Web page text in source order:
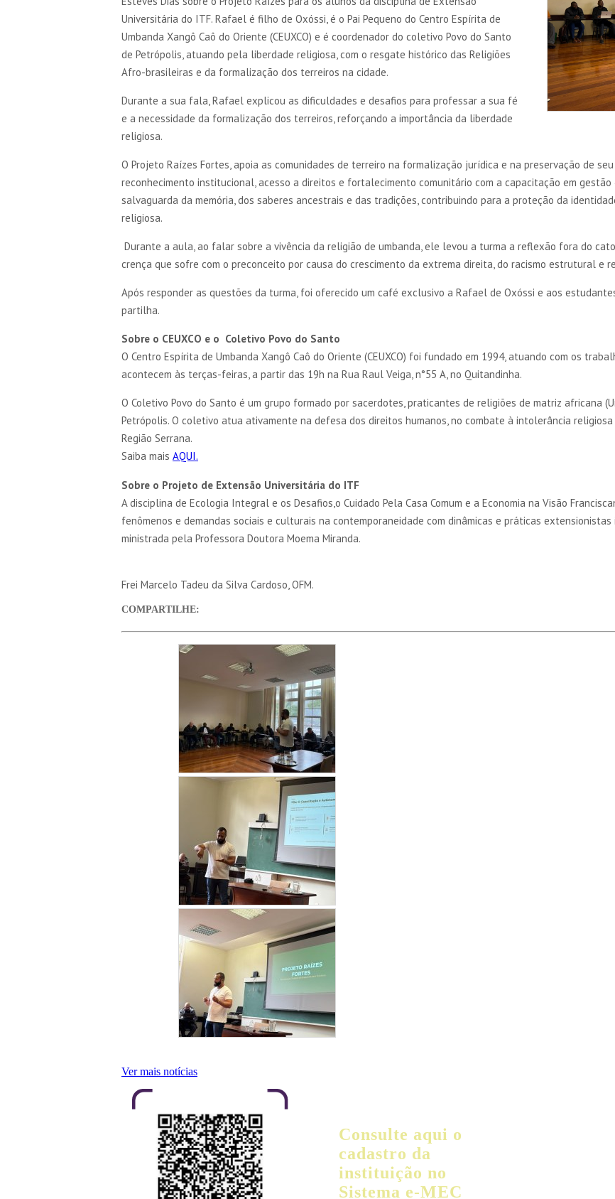
Universitária do ITF. Rafael é filho de Oxóssi, é o Pai Pequeno do Centro Espírita de
Umbanda Xangô Caô do Oriente (CEUXCO) e é coordenador do coletivo Povo do Santo
de Petrópolis, atuando pela liberdade religiosa, com o resgate histórico das Religiões
Afro-brasileiras e da formalização dos terreiros na cidade.
Durante a sua fala, Rafael explicou as dificuldades e desafios para professar a sua fé
e a necessidade da formalização dos terreiros, reforçando a importância da liberdade
religiosa.
O Projeto Raízes Fortes, apoia as comunidades de terreiro na formalização jurídica e na preservação de
reconhecimento institucional, acesso a direitos e fortalecimento comunitário com a capacitação em
salvaguarda da memória, dos saberes ancestrais e das tradições, contribuindo para a proteção da
religiosa.
Durante a aula, ao falar sobre a vivência da religião de umbanda, ele levou a turma a reflexão fora do
crença que sofre com o preconceito por causa do crescimento da extrema direita, do racismo estrutural e
Após responder as questões da turma, foi oferecido um café exclusivo a Rafael de Oxóssi e aos
partilha.
Sobre o CEUXCO e o Coletivo Povo do Santo
O Centro Espírita de Umbanda Xangô Caô do Oriente (CEUXCO) foi fundado em 1994, atuando com os
acontecem às terças-feiras, a partir das 19h na Rua Raul Veiga, n°55 A, no Quitandinha.
O Coletivo Povo do Santo é um grupo formado por sacerdotes, praticantes de religiões de matriz africana
Petrópolis. O coletivo atua ativamente na defesa dos direitos humanos, no combate à intolerância
Região Serrana.
Saiba mais AQUI.
Sobre o Projeto de Extensão Universitária do ITF
A disciplina de Ecologia Integral e os Desafios,o Cuidado Pela Casa Comum e a Economia na Visão
fenômenos e demandas sociais e culturais na contemporaneidade com dinâmicas e práticas
ministrada pela Professora Doutora Moema Miranda.
Frei Marcelo Tadeu da Silva Cardoso, OFM.
COMPARTILHE:
Ver mais notícias
Consulte aqui o
cadastro da
instituição no
Sistema e-MEC